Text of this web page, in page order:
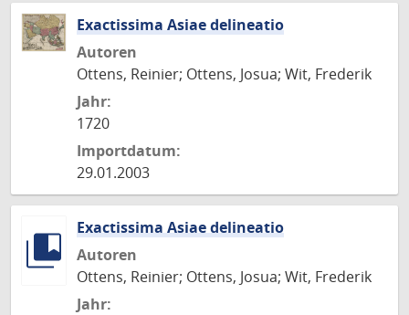
Exactissima Asiae delineatio
Autoren
Ottens, Reinier; Ottens, Josua; Wit, Frederik
Jahr:
1720
Importdatum:
29.01.2003
Exactissima Asiae delineatio
Autoren
Ottens, Reinier; Ottens, Josua; Wit, Frederik
Jahr: